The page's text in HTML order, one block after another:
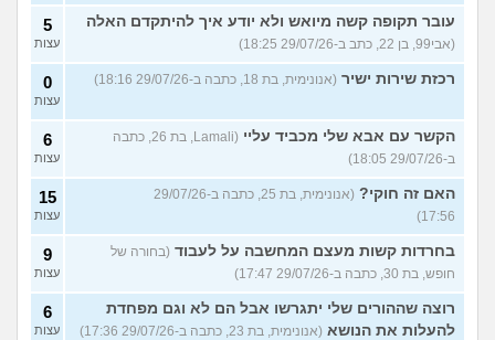
עובר תקופה קשה מיואש ולא יודע איך להיתקדם האלה
(אבי99, בן 22, כתב ב-29/07/26 18:25)
5
עצות
רכזת שירות ישיר (אנונימית, בת 18, כתבה ב-29/07/26 18:16) 0
עצות
הקשר עם אבא שלי מכביד עליי
(Lamali, בת 26, כתבה
ב-29/07/26 18:05)
6
עצות
האם זה חוקי?
(אנונימית, בת 25, כתבה ב-29/07/26
17:56)
15
עצות
בחרדות קשות מעצם המחשבה על לעבוד (בחורה של
חופש, בת 30, כתבה ב-29/07/26 17:47)
9
עצות
רוצה שההורים שלי יתגרשו אבל הם לא וגם מפחדת
להעלות את הנושא (אנונימית, בת 23, כתבה ב-29/07/26 17:36)
6
עצות